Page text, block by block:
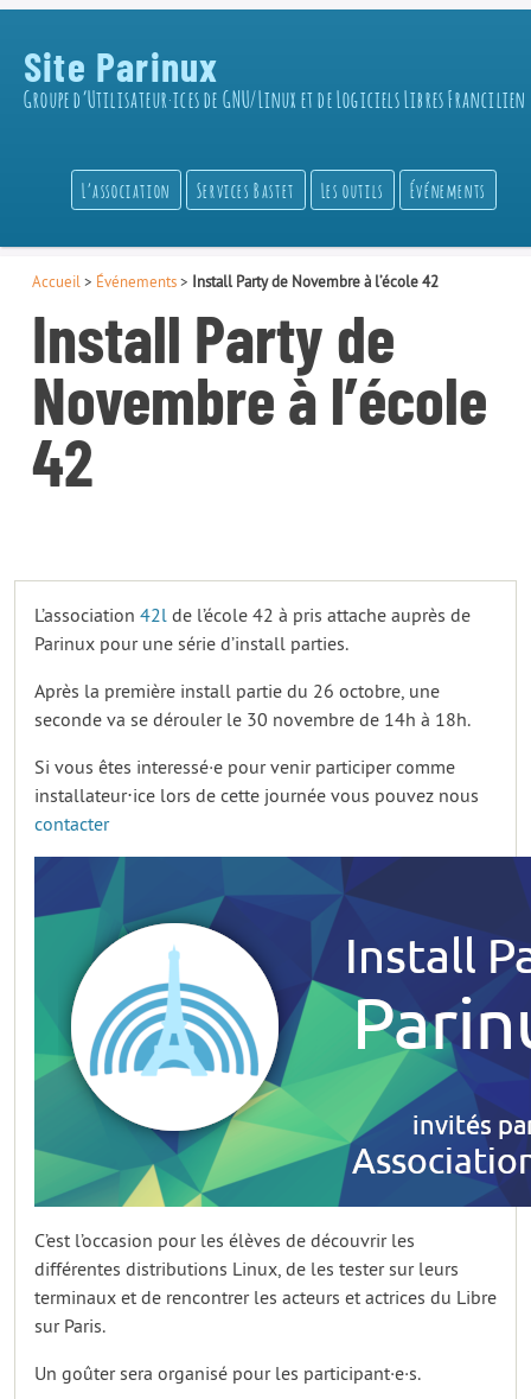
Site Parinux
Groupe d’Utilisateur·ices de GNU/Linux et de Logiciels Libres Francilien
L’association Services Bastet Les outils Événements
Accueil > Événements> Install Party de Novembre à l’école 42
Install Party de
Novembre à l’école
42
L’association 42l de l’école 42 à pris attache auprès de
Parinux pour une série d’install parties.
Après la première install partie du 26 octobre, une
seconde va se dérouler le 30 novembre de 14h à 18h.
Si vous êtes interessé·e pour venir participer comme
installateur⋅ice lors de cette journée vous pouvez nous
contacter
C’est l’occasion pour les élèves de découvrir les
différentes distributions Linux, de les tester sur leurs
terminaux et de rencontrer les acteurs et actrices du Libre
sur Paris.
Un goûter sera organisé pour les participant·e·s.